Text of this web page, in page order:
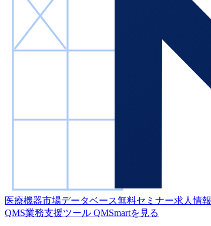
医療機器市場データベース無料セミナー求人情報
QMS業務支援ツール QMSmartを見る